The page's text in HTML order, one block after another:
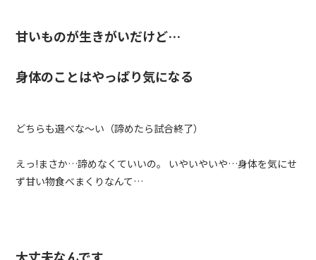
甘いものが生きがいだけど…
身体のことはやっぱり気になる
どちらも選べな～い（諦めたら試合終了）
えっ!まさか…諦めなくていいの。 いやいやいや…身体を気にせ
ず甘い物食べまくりなんて…